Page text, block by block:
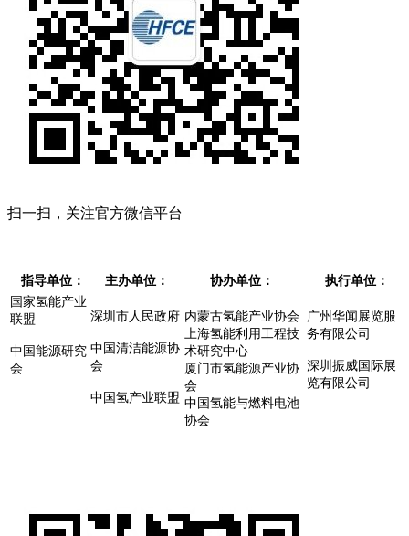
扫一扫，关注官方微信平台
指导单位： 主办单位： 协办单位：
执行单位：
国家氢能产业
联盟
中国能源研究
会
深圳市人民政府
中国清洁能源协
会
中国氢产业联盟
内蒙古氢能产业协会
上海氢能利用工程技
术研究中心
厦门市氢能源产业协
会
中国氢能与燃料电池
协会
广州华闻展览服
务有限公司
深圳振威国际展
览有限公司